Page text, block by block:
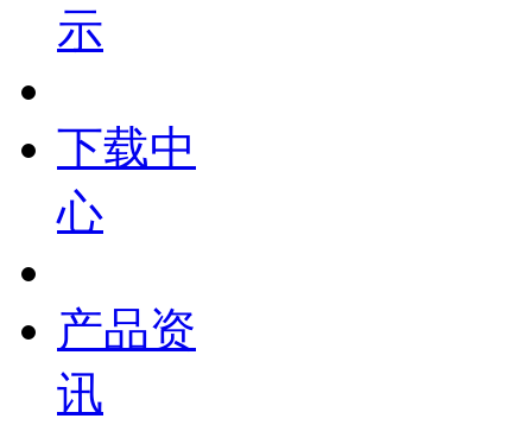
示
下载中
心
产品资
讯